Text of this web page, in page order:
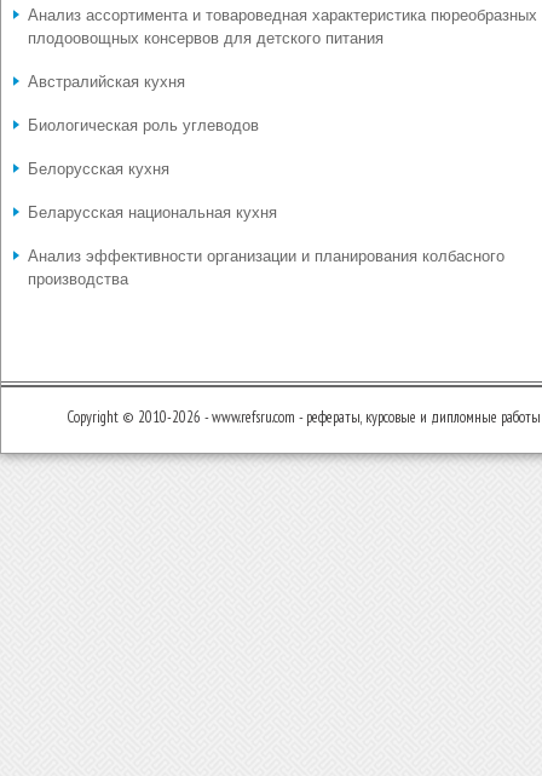
Анализ ассортимента и товароведная характеристика пюреобразных
плодоовощных консервов для детского питания
Австралийская кухня
Биологическая роль углеводов
Белорусская кухня
Беларусская национальная кухня
Анализ эффективности организации и планирования колбасного
производства
Copyright © 2010-2026 - www.refsru.com - рефераты, курсовые и дипломные работы